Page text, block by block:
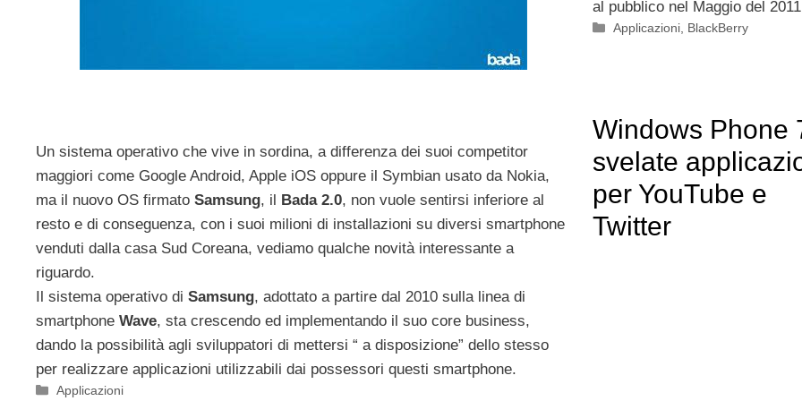
Un sistema operativo che vive in sordina, a differenza dei suoi competitor
maggiori come Google Android, Apple iOS oppure il Symbian usato da Nokia,
ma il nuovo OS firmato Samsung, il Bada 2.0, non vuole sentirsi inferiore al
resto e di conseguenza, con i suoi milioni di installazioni su diversi smartphone
venduti dalla casa Sud Coreana, vediamo qualche novità interessante a
riguardo.
Il sistema operativo di Samsung, adottato a partire dal 2010 sulla linea di
smartphone Wave, sta crescendo ed implementando il suo core business,
dando la possibilità agli sviluppatori di mettersi “ a disposizione” dello stesso
per realizzare applicazioni utilizzabili dai possessori questi smartphone.
Categorie
Applicazioni
al pubblico nel Maggio del
Categorie
Applicazioni BlackBerry
Windows Phone
svelate
per YouTube e
Twitter